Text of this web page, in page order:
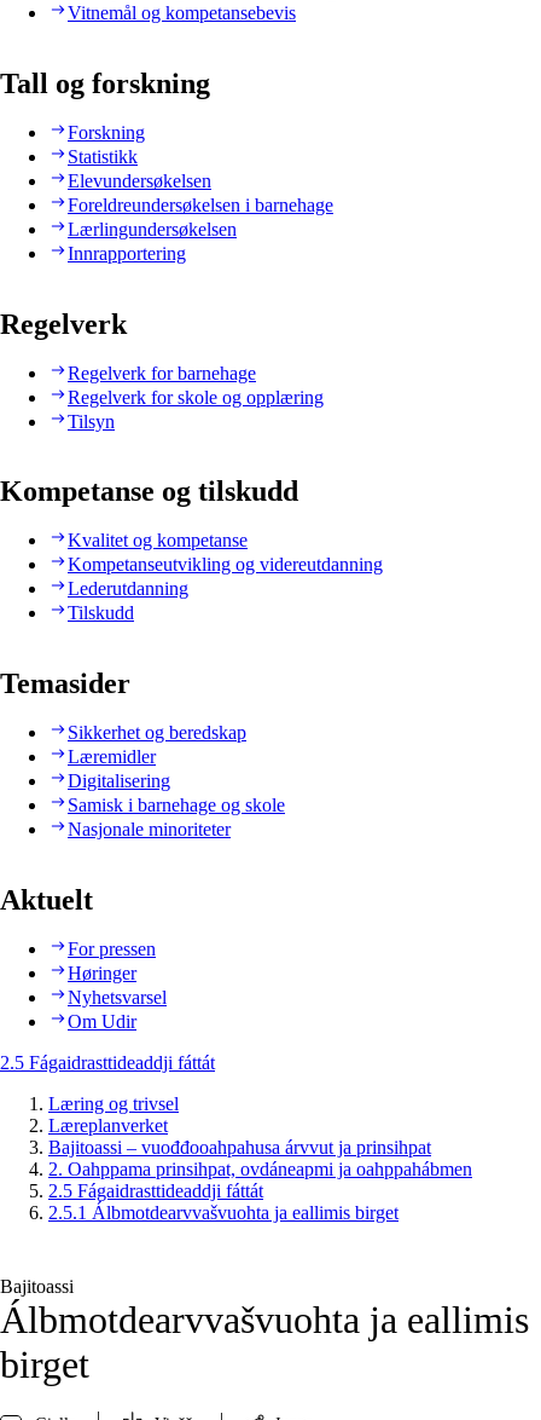
Vitnemål og kompetansebevis
Tall og forskning
Forskning
Statistikk
Elevundersøkelsen
Foreldreundersøkelsen i barnehage
Lærlingundersøkelsen
Innrapportering
Regelverk
Regelverk for barnehage
Regelverk for skole og opplæring
Tilsyn
Kompetanse og tilskudd
Kvalitet og kompetanse
Kompetanseutvikling og videreutdanning
Lederutdanning
Tilskudd
Temasider
Sikkerhet og beredskap
Læremidler
Digitalisering
Samisk i barnehage og skole
Nasjonale minoriteter
Aktuelt
For pressen
Høringer
Nyhetsvarsel
Om Udir
2.5 Fágaidrasttideaddji fáttát
Læring og trivsel
Læreplanverket
Bajitoassi – vuođđooahpahusa árvvut ja prinsihpat
2. Oahppama prinsihpat, ovdáneapmi ja oahppahábmen
2.5 Fágaidrasttideaddji fáttát
2.5.1 Álbmotdearvvašvuohta ja eallimis birget
Bajitoassi
Álbmotdearvvašvuohta ja eallimis
birget